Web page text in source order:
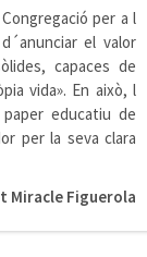
per a l
el valor
capaces de
vida». En això, l
educatiu de
per la seva clara
Miracle Figuerola